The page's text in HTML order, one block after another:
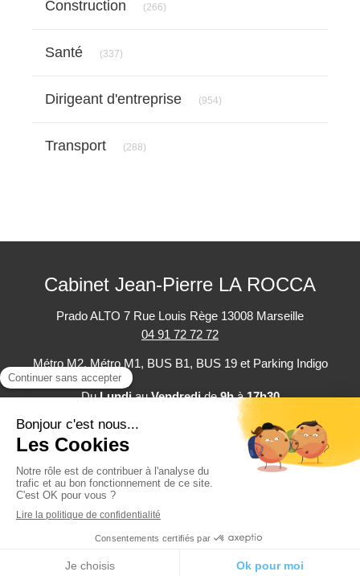
Construction (266)
Santé (337)
Dirigeant d'entreprise (954)
Transport (288)
Cabinet Jean-Pierre LA ROCCA
Prado ALTO 7 Rue Louis Rège 13008 Marseille
04 91 72 72 72
Métro M2, Métro M1, BUS B1, BUS 19 et Parking Indigo
DuLundiauVendredide9hà17h30
Politique de confidentialité
©2025 Cabinet Jean-Pierre LA ROCCA - Expertise comptable
Création et référencement du site par